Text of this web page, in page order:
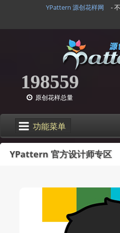
YPattern 源创花样网
-
198559
原创花样总量
功能菜单
YPattern 官方设计师专区